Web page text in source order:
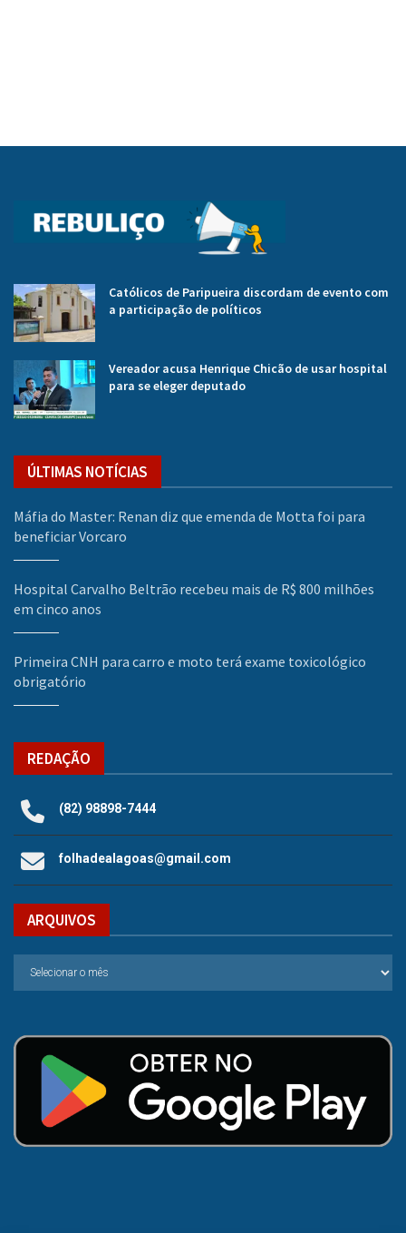
Católicos de Paripueira discordam de evento com
a participação de políticos
Vereador acusa Henrique Chicão de usar hospital
para se eleger deputado
ÚLTIMAS NOTÍCIAS
Máfia do Master: Renan diz que emenda de Motta foi para
beneficiar Vorcaro
Hospital Carvalho Beltrão recebeu mais de R$ 800 milhões
em cinco anos
Primeira CNH para carro e moto terá exame toxicológico
obrigatório
REDAÇÃO
(82) 98898-7444
folhadealagoas@gmail.com
ARQUIVOS